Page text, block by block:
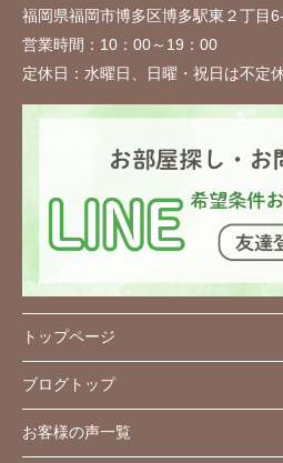
福岡県福岡市博多区博多駅東２丁目
営業時間： 10：00～19：00
定休日： 水曜日、日曜・祝日は不定
トップページ
ブログトップ
お客様の声一覧